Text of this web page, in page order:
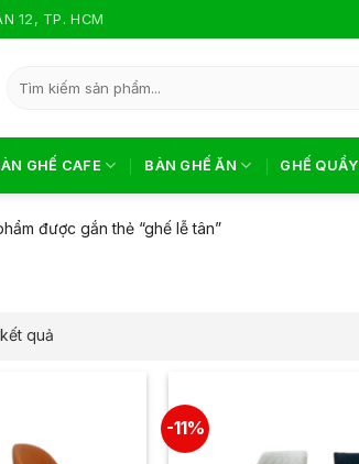
12, TP. HCM
kiếm:
GHẾ CAFE BÀN GHẾ ĂN GHẾ
được gắn thẻ “ghế lễ tân”
quả
-11%